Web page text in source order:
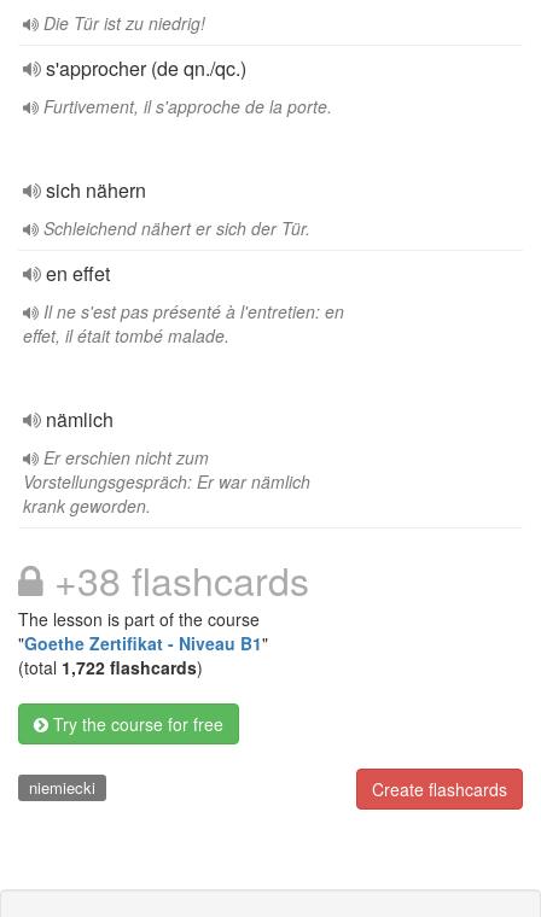
Die Tür ist zu niedrig!
s'approcher (de qn./qc.)
Furtivement, il s'approche de la porte.
sich nähern
Schleichend nähert er sich der Tür.
en effet
Il ne s'est pas présenté à l'entretien: en
effet, il était tombé malade.
nämlich
Er erschien nicht zum
Vorstellungsgespräch: Er war nämlich
krank geworden.
+38 flashcards
The lesson is part of the course
"Goethe Zertifikat - Niveau B1"
(total 1,722 flashcards)
Try the course for free
Create flashcards
niemiecki